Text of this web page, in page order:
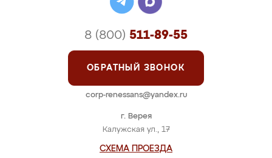
г. Верея
Калужская ул., 17
СХЕМА ПРОЕЗДА
8 (800) 511-89-55
ОБРАТНЫЙ ЗВОНОК
corp-renessans@yandex.ru